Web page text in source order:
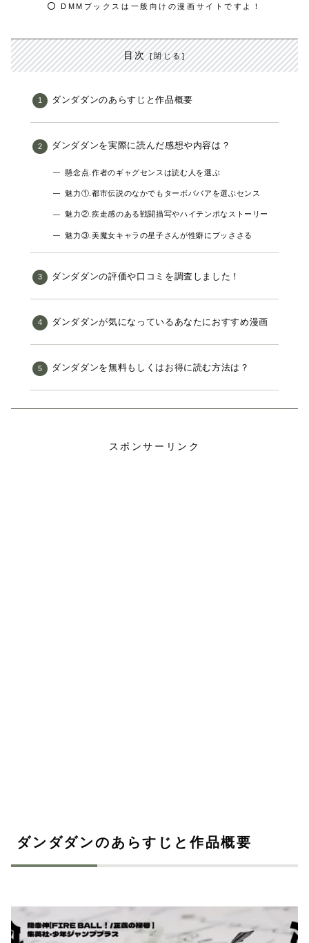
DMMブックスは一般向けの漫画サイトですよ！
目次
ダンダダンのあらすじと作品概要
ダンダダンを実際に読んだ感想や内容は？
懸念点.作者のギャグセンスは読む人を選ぶ
魅力①.都市伝説のなかでもターボババアを選ぶセンス
魅力②.疾走感のある戦闘描写やハイテンポなストーリー
魅力③.美魔女キャラの星子さんが性癖にブッささる
ダンダダンの評価や口コミを調査しました！
ダンダダンが気になっているあなたにおすすめ漫画
ダンダダンを無料もしくはお得に読む方法は？
スポンサーリンク
ダンダダンのあらすじと作品概要